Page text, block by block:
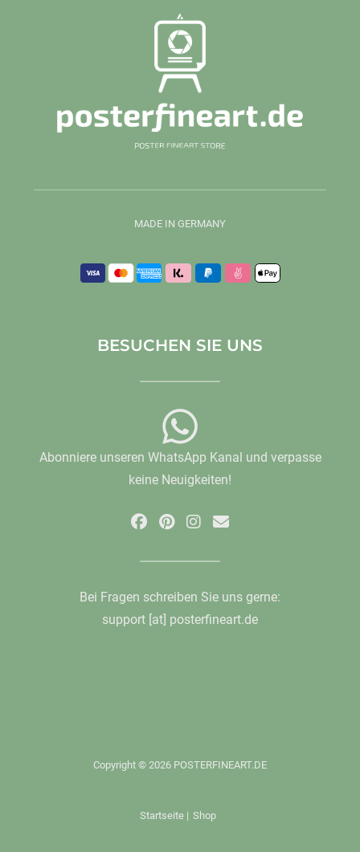
MADE IN GERMANY
BESUCHEN SIE UNS
Abonniere unseren WhatsApp Kanal und verpasse
keine Neuigkeiten!
Bei Fragen schreiben Sie uns gerne:
support [at] posterfineart.de
Copyright © 2026 POSTERFINEART.DE
Startseite | Shop